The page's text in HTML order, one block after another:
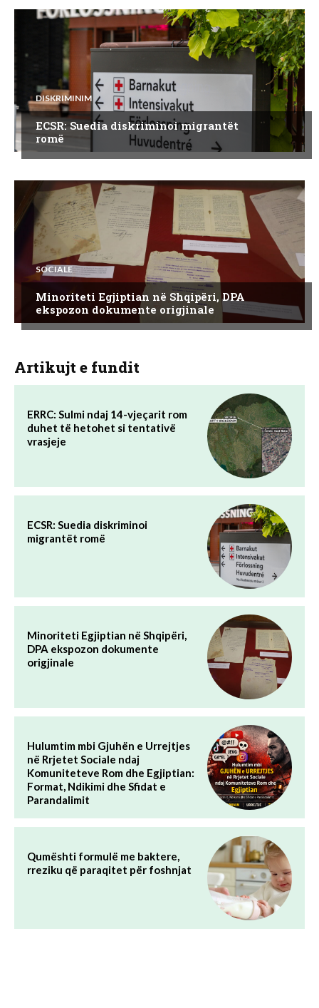
DISKRIMINIM
ECSR: Suedia diskriminoi migrantët
romë
SOCIALE
Minoriteti Egjiptian në Shqipëri, DPA
ekspozon dokumente origjinale
Artikujt e fundit
ERRC: Sulmi ndaj 14-vjeçarit rom
duhet të hetohet si tentativë
vrasjeje
ECSR: Suedia diskriminoi
migrantët romë
Minoriteti Egjiptian në Shqipëri,
DPA ekspozon dokumente
origjinale
Hulumtim mbi Gjuhën e Urrejtjes
në Rrjetet Sociale ndaj
Komuniteteve Rom dhe Egjiptian:
Format, Ndikimi dhe Sfidat e
Parandalimit
Qumështi formulë me baktere,
rreziku që paraqitet për foshnjat